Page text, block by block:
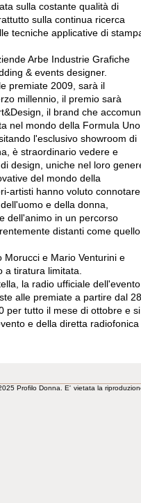
sulla costante qualità di
sulla continua ricerca
tecniche applicative di
Arbe Industrie Grafiche
& events designer.
premiate 2009, sarà il
millennio, il premio sarà
il brand che
nel mondo della Formula
l'esclusivo showroom di
è straordinario vedere e
design, uniche nel loro
del mondo della
artisti hanno voluto
e della donna,
dell'animo in un percorso
distanti come quello
Morucci e Mario Venturini e
a tiratura limitata.
la radio ufficiale dell'evento
alle premiate a partire dal 28
per tutto il mese di ottobre e si
e della diretta radiofonica
Profilo Donna. E' vietata la